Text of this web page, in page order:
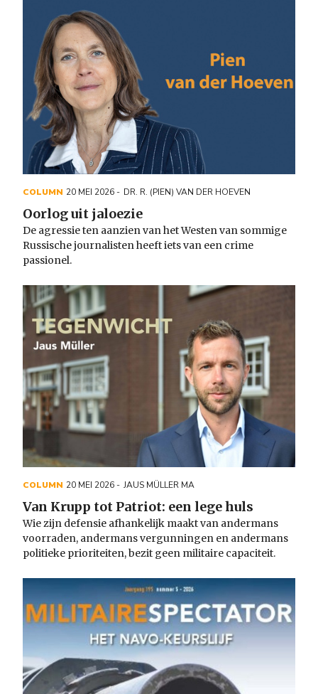
COLUMN 20 MEI 2026 DR. R. (PIEN) VAN DER HOEVEN
Oorlog uit jaloezie
De agressie ten aanzien van het Westen van sommige
Russische journalisten heeft iets van een crime
passionel.
COLUMN 20 MEI 2026 JAUS MÜLLER MA
Van Krupp tot Patriot: een lege huls
Wie zijn defensie afhankelijk maakt van andermans
voorraden, andermans vergunningen en andermans
politieke prioriteiten, bezit geen militaire capaciteit.